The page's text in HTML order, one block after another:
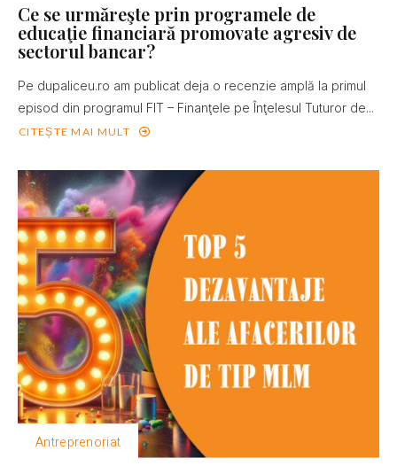
Ce se urmăreşte prin programele de
educaţie financiară promovate agresiv de
sectorul bancar?
Pe dupaliceu.ro am publicat deja o recenzie amplă la primul
episod din programul FIT – Finanţele pe Înţelesul Tuturor de...
CITEȘTE MAI MULT
Antreprenoriat